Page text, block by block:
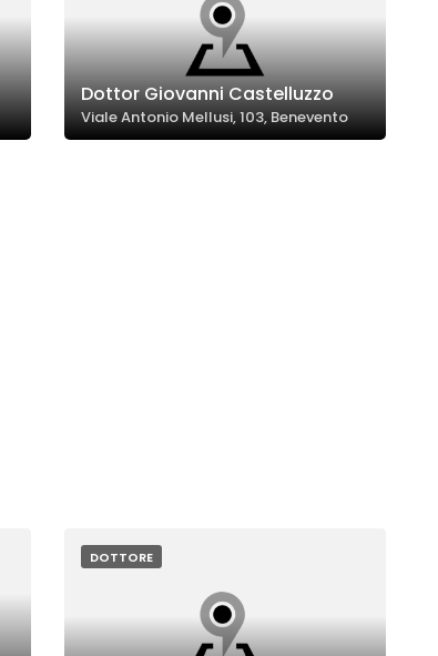
Dottor Giovanni Castelluzzo
Viale Antonio Mellusi, 103, Benevento
DOTTORE